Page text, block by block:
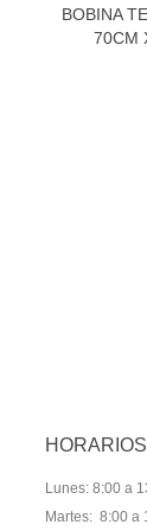
BOBINA
70CM
HORARIOS
Lunes: 8:00 a
Martes: 8:00 a